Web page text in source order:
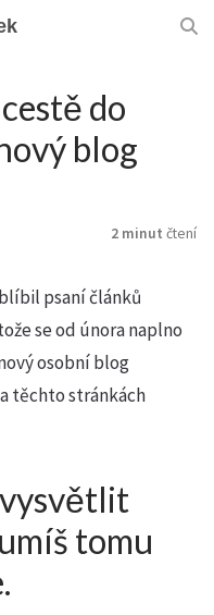
do
blog
2 minut čtení
psaní článků
se od února naplno
osobní blog
těchto stránkách
tomu